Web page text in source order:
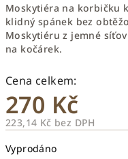
Moskytiéra na korbičku
klidný spánek bez
Moskytiéru z jemné
na kočárek.
270 Kč
223,14 Kč bez DPH
cena:
Vyprodáno